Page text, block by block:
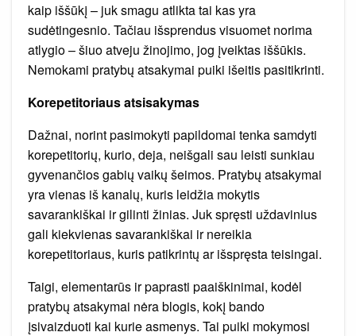
kaip iššūkį – juk smagu atlikta tai kas yra
sudėtingesnio. Tačiau išsprendus visuomet norima
atlygio – šiuo atveju žinojimo, jog įveiktas iššūkis.
Nemokami pratybų atsakymai puiki išeitis pasitikrinti.
Korepetitoriaus atsisakymas
Dažnai, norint pasimokyti papildomai tenka samdyti
korepetitorių, kurio, deja, neišgali sau leisti sunkiau
gyvenančios gabių vaikų šeimos. Pratybų atsakymai
yra vienas iš kanalų, kuris leidžia mokytis
savarankiškai ir gilinti žinias. Juk spręsti uždavinius
gali kiekvienas savarankiškai ir nereikia
korepetitoriaus, kuris patikrintų ar išspręsta teisingai.
Taigi, elementarūs ir paprasti paaiškinimai, kodėl
pratybų atsakymai nėra blogis, kokį bando
įsivaizduoti kai kurie asmenys. Tai puiki mokymosi